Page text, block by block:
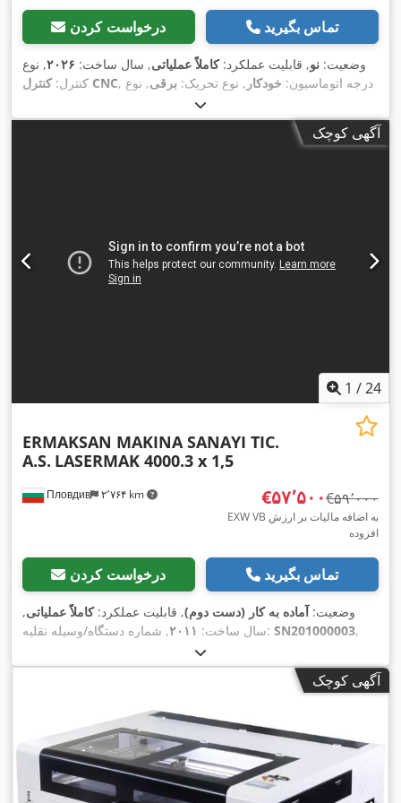
درخواست کردن تماس بگیرید
وضعیت: نو, قابلیت عملکرد:کاملاً عملیاتی, سال ساخت: ۲۰۲۶, نوع
کنترل: کنترل CNC , درجه اتوماسیون: خودکار , نوع تحریک: برقی, نوع
لیزر:, سازنده منبع لیزر:MAX Photonics
۱۰ h
, توان لیزر:۳٬۰۰۰ وات , طول موج لیزر: ۱٬۰۷۰ nm, حداکثر
ضخامت ورق فولادی:
آگهی کوچک
1 /24
Пловдив ۲٬۷۶۴ km
ERMAKSAN MAKINA SANAYI TIC.
A.S. LASERMAK 4000.3 x 1,5
‎€۵۷٬۵۰۰ ‎€۵۹٬۰۰۰
EXW VB به اضافه مالیات بر ارزش
افزوده
درخواست کردن تماس بگیرید
وضعیت: آماده به کار (دست دوم), قابلیت عملکرد:کاملاً عملیاتی,
سال ساخت: ۲۰۱۱ , شماره دستگاه/وسیله نقلیه: SN201000003,
, نوع تحریک:
پنوماتیک, مدل کنترلر:FANUC Series 16i-LB , نوع لیزر:لیزر CO₂,
FANUC LASER C4000i-
وات, طول موج لیزر: ۱۰۶ nm , حداکثر ضخامت ورق فولادی:۲۰
میلی‌متر, حداکثر ضخامت ورق استنلس استیل:
, حداکثر
ضخامت ورق آلومینیوم:
, طول میز:۳٬۰۰۰ میلی‌متر
, عرض
میز: ۱٬۵۰۰ میلی‌متر , ارتفاع میز:۳۰۰ میلی‌متر , طول کارکرد:۳٬۰۰۰
آگهی کوچک